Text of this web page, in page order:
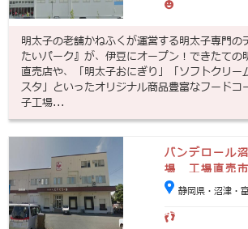
明太子の老舗かねふくが運営する明太子専門の
たいパーク』が、伊豆にオープン！できたての
直売店や、「明太子おにぎり」「ソフトクリー
スタ」といったオリジナル商品豊富なフードコ
子工場...
バンデロール
場 工場直売市
静岡県・沼津・